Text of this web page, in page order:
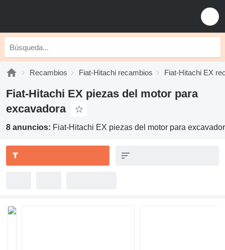
Recambios Fiat-Hitachi recambios Fiat-Hitachi EX
Fiat-Hitachi EX piezas del motor para
excavadora
8 anuncios: Fiat-Hitachi EX piezas del motor para